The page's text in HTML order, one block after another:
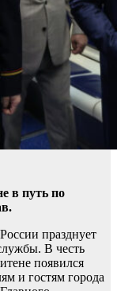
в путь по
празднует
В честь
появился
и гостям города